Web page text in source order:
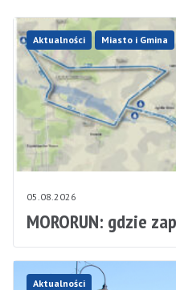
Aktualności Miasto i Gmina
05.08.2026
MORORUN: gdzie
Aktualności